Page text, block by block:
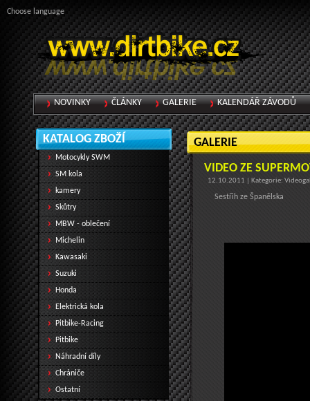
GALERIE
VIDEO ZE
12.10.2011 | Kategorie:
Sestřih ze Španělska
KATALOG ZBOŽÍ
Motocykly SWM
SM kola
kamery
Skůtry
MBW - oblečení
Michelin
Kawasaki
Suzuki
Honda
Elektrická kola
Pitbike-Racing
Pitbike
Náhradní díly
Chrániče
Ostatní
NOVINKY ČLÁNKY GALERIE KALENDÁŘ ZÁVODŮ
Choose language